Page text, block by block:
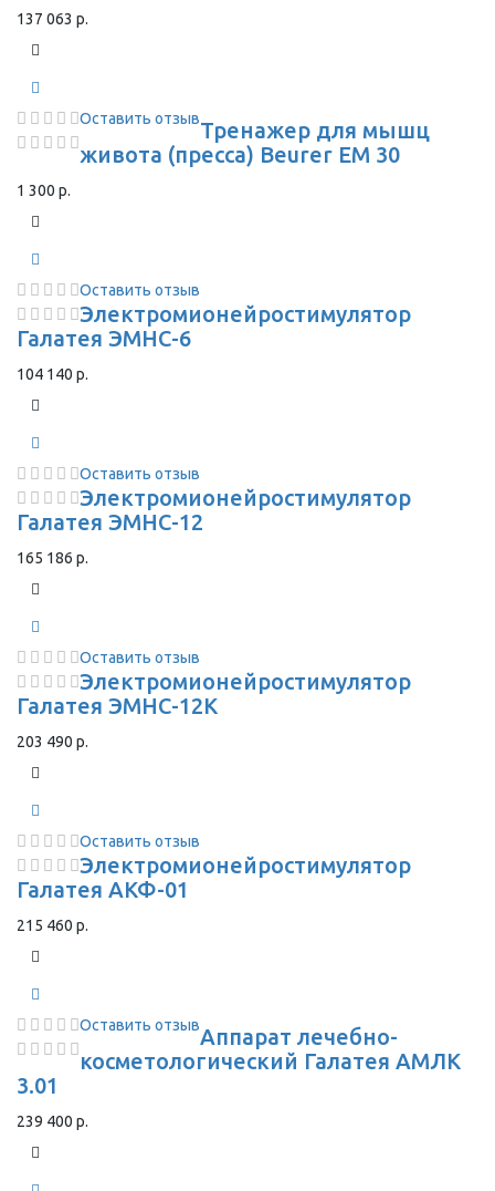
137 063 р.
Оставить отзывТренажер для мышц
живота (пресса) Beurer EM 30
1 300 р.
Оставить отзыв
Электромионейростимулятор
Галатея ЭМНС-6
104 140 р.
Оставить отзыв
Электромионейростимулятор
Галатея ЭМНС-12
165 186 р.
Оставить отзыв
Электромионейростимулятор
Галатея ЭМНС-12К
203 490 р.
Оставить отзыв
Электромионейростимулятор
Галатея АКФ-01
215 460 р.
Оставить отзывАппарат лечебно-
косметологический Галатея АМЛК
3.01
239 400 р.